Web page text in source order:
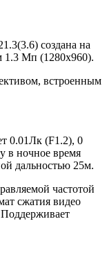
создана на
1.3 Мп (1280х960).
встроенным
0.01Лк (F1.2), 0
в ночное время
дальностью 25м.
частотой
сжатия видео
Поддерживает